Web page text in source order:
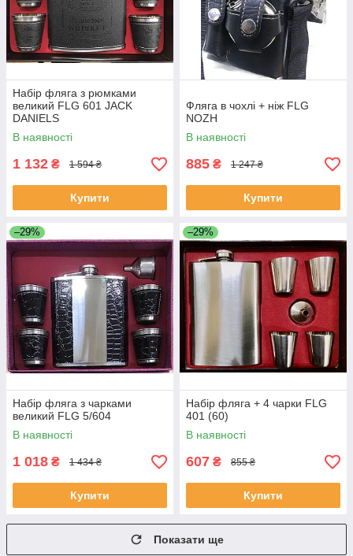
Набір фляга з рюмками
великий FLG 601 JACK
DANIELS
В наявності
1 132 ₴ 1 594 ₴
Купити
Фляга в чохлі + ніж FLG
NOZH
В наявності
885 ₴ 1 247 ₴
Купити
–29%
Набір фляга з чарками
великий FLG 5/604
В наявності
1 018 ₴ 1 434 ₴
Купити
–29%
Набір фляга + 4 чарки FLG
401 (60)
В наявності
607 ₴ 855 ₴
Купити
Показати ще